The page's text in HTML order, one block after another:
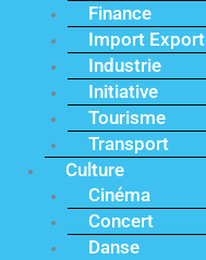
Finance
Import Export
Industrie
Initiative
Tourisme
Transport
Culture
Cinéma
Concert
Danse